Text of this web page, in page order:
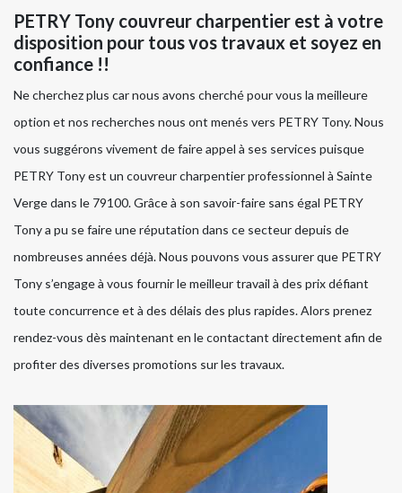
PETRY Tony couvreur charpentier est à votre
disposition pour tous vos travaux et soyez en
confiance !!
Ne cherchez plus car nous avons cherché pour vous la meilleure
option et nos recherches nous ont menés vers PETRY Tony. Nous
vous suggérons vivement de faire appel à ses services puisque
PETRY Tony est un couvreur charpentier professionnel à Sainte
Verge dans le 79100. Grâce à son savoir-faire sans égal PETRY
Tony a pu se faire une réputation dans ce secteur depuis de
nombreuses années déjà. Nous pouvons vous assurer que PETRY
Tony s’engage à vous fournir le meilleur travail à des prix défiant
toute concurrence et à des délais des plus rapides. Alors prenez
rendez-vous dès maintenant en le contactant directement afin de
profiter des diverses promotions sur les travaux.